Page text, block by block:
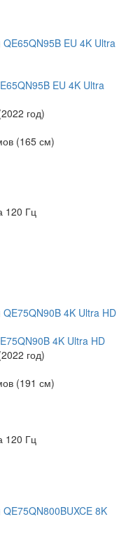
EU 4K Ultra
год)
(165 см)
120 Гц
4K Ultra HD
год)
(191 см)
120 Гц